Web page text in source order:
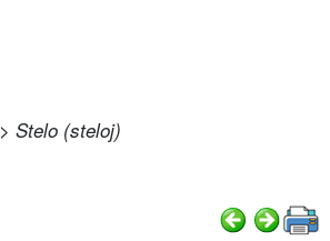
> Stelo (steloj)